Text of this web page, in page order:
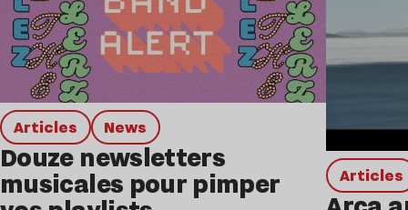
Articles news
Douze newsletters
musicales pour pimper Articles